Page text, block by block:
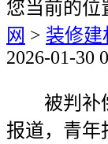
您当前的位
网 > 装修建
2026-01-30
被判补偿
报道，青年